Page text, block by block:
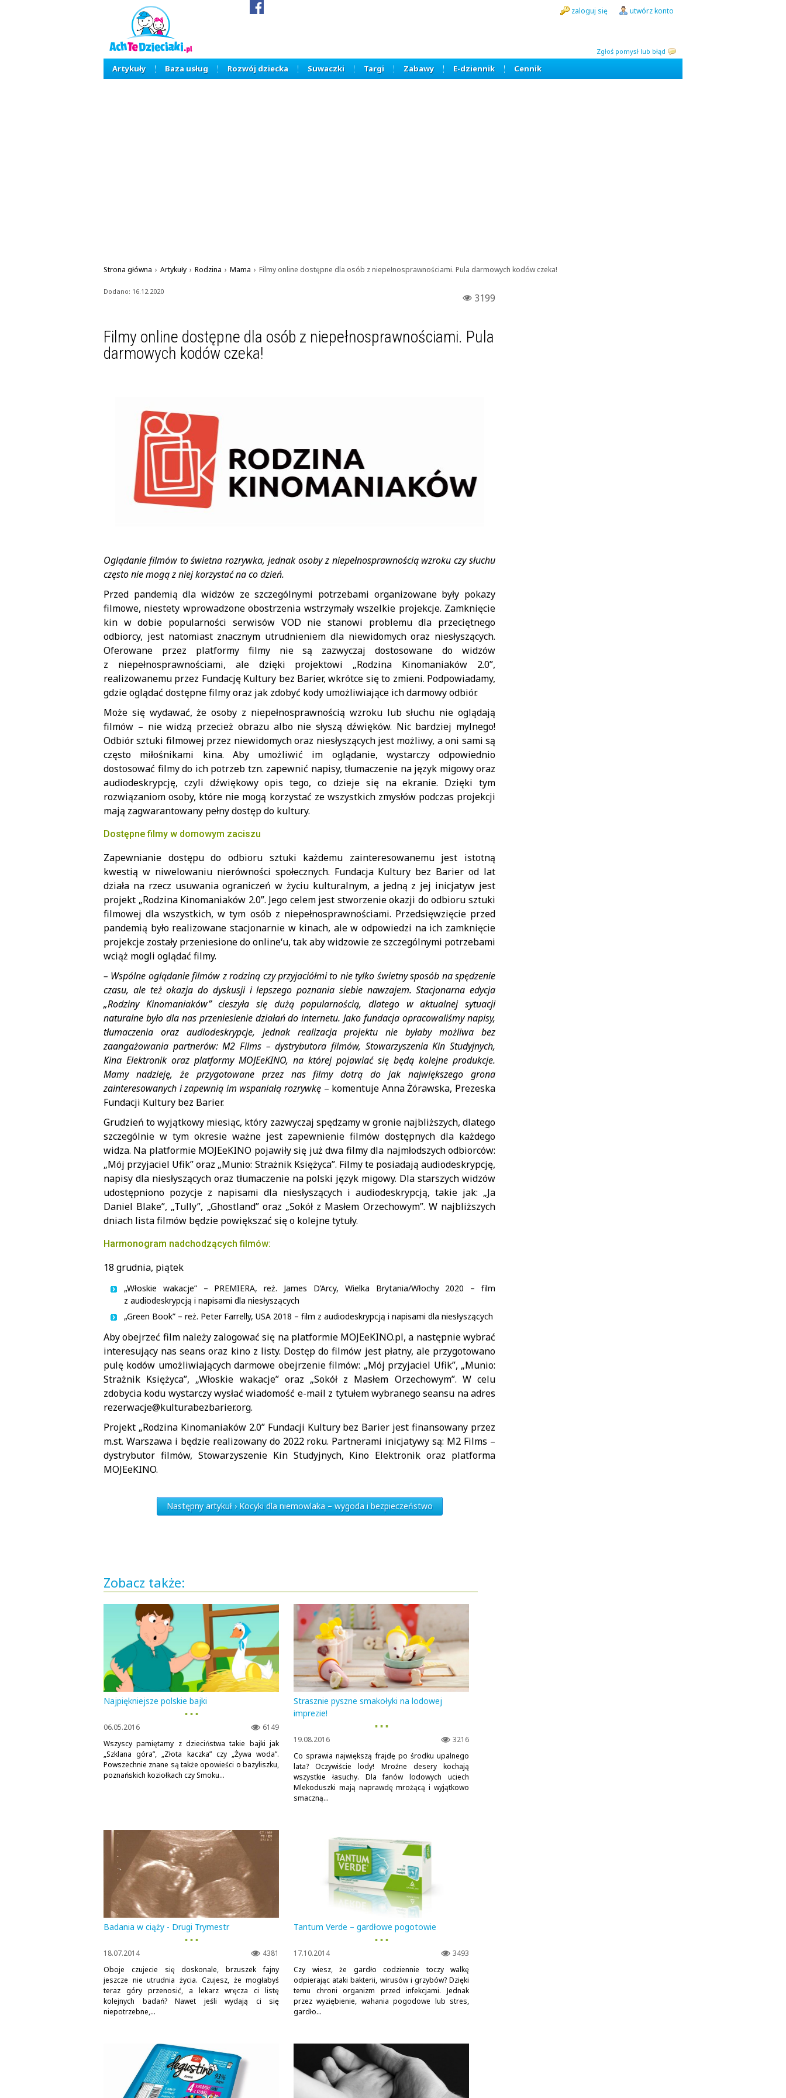
Zgłoś pomysł lub błąd
zaloguj się utwórz konto
Artykuły Baza usług Rozwój dziecka Suwaczki Targi Zabawy E-dziennik Cennik
Strona główna › Artykuły › Rodzina › Mama › Filmy online dostępne dla osób z niepełnosprawnościami. Pula darmowych kodów czeka!
3199
Dodano: 16.12.2020
Filmy online dostępne dla osób z niepełnosprawnościami. Pula
darmowych kodów czeka!
Oglądanie filmów to świetna rozrywka, jednak osoby z niepełnosprawnością wzroku czy słuchu
często nie mogą z niej korzystać na co dzień.
Przed pandemią dla widzów ze szczególnymi potrzebami organizowane były pokazy
filmowe, niestety wprowadzone obostrzenia wstrzymały wszelkie projekcje. Zamknięcie
kin w dobie popularności serwisów VOD nie stanowi problemu dla przeciętnego
odbiorcy, jest natomiast znacznym utrudnieniem dla niewidomych oraz niesłyszących.
Oferowane przez platformy filmy nie są zazwyczaj dostosowane do widzów
z niepełnosprawnościami, ale dzięki projektowi „Rodzina Kinomaniaków 2.0”,
realizowanemu przez Fundację Kultury bez Barier, wkrótce się to zmieni. Podpowiadamy,
gdzie oglądać dostępne filmy oraz jak zdobyć kody umożliwiające ich darmowy odbiór.
Może się wydawać, że osoby z niepełnosprawnością wzroku lub słuchu nie oglądają
filmów – nie widzą przecież obrazu albo nie słyszą dźwięków. Nic bardziej mylnego!
Odbiór sztuki filmowej przez niewidomych oraz niesłyszących jest możliwy, a oni sami są
często miłośnikami kina. Aby umożliwić im oglądanie, wystarczy odpowiednio
dostosować filmy do ich potrzeb tzn. zapewnić napisy, tłumaczenie na język migowy oraz
audiodeskrypcję, czyli dźwiękowy opis tego, co dzieje się na ekranie. Dzięki tym
rozwiązaniom osoby, które nie mogą korzystać ze wszystkich zmysłów podczas projekcji
mają zagwarantowany pełny dostęp do kultury.
Dostępne filmy w domowym zaciszu
Zapewnianie dostępu do odbioru sztuki każdemu zainteresowanemu jest istotną
kwestią w niwelowaniu nierówności społecznych. Fundacja Kultury bez Barier od lat
działa na rzecz usuwania ograniczeń w życiu kulturalnym, a jedną z jej inicjatyw jest
projekt „Rodzina Kinomaniaków 2.0”. Jego celem jest stworzenie okazji do odbioru sztuki
filmowej dla wszystkich, w tym osób z niepełnosprawnościami. Przedsięwzięcie przed
pandemią było realizowane stacjonarnie w kinach, ale w odpowiedzi na ich zamknięcie
projekcje zostały przeniesione do online‘u, tak aby widzowie ze szczególnymi potrzebami
wciąż mogli oglądać filmy.
– Wspólne oglądanie filmów z rodziną czy przyjaciółmi to nie tylko świetny sposób na spędzenie
czasu, ale też okazja do dyskusji i lepszego poznania siebie nawzajem. Stacjonarna edycja
„Rodziny Kinomaniaków” cieszyła się dużą popularnością, dlatego w aktualnej sytuacji
naturalne było dla nas przeniesienie działań do internetu. Jako fundacja opracowaliśmy napisy,
tłumaczenia oraz audiodeskrypcje, jednak realizacja projektu nie byłaby możliwa bez
zaangażowania partnerów: M2 Films – dystrybutora filmów, Stowarzyszenia Kin Studyjnych,
Kina Elektronik oraz platformy MOJEeKINO, na której pojawiać się będą kolejne produkcje.
Mamy nadzieję, że przygotowane przez nas filmy dotrą do jak największego grona
zainteresowanych i zapewnią im wspaniałą rozrywkę – komentuje Anna Żórawska, Prezeska
Fundacji Kultury bez Barier.
Grudzień to wyjątkowy miesiąc, który zazwyczaj spędzamy w gronie najbliższych, dlatego
szczególnie w tym okresie ważne jest zapewnienie filmów dostępnych dla każdego
widza. Na platformie MOJEeKINO pojawiły się już dwa filmy dla najmłodszych odbiorców:
„Mój przyjaciel Ufik” oraz „Munio: Strażnik Księżyca”. Filmy te posiadają audiodeskrypcję,
napisy dla niesłyszących oraz tłumaczenie na polski język migowy. Dla starszych widzów
udostępniono pozycje z napisami dla niesłyszących i audiodeskrypcją, takie jak: „Ja
Daniel Blake”, „Tully”, „Ghostland” oraz „Sokół z Masłem Orzechowym”. W najbliższych
dniach lista filmów będzie powiększać się o kolejne tytuły.
Harmonogram nadchodzących filmów:
18 grudnia, piątek
„Włoskie wakacje” – PREMIERA, reż. James D’Arcy, Wielka Brytania/Włochy 2020 – film
z audiodeskrypcją i napisami dla niesłyszących
„Green Book” – reż. Peter Farrelly, USA 2018 – film z audiodeskrypcją i napisami dla niesłyszących
Aby obejrzeć film należy zalogować się na platformie MOJEeKINO.pl, a następnie wybrać
interesujący nas seans oraz kino z listy. Dostęp do filmów jest płatny, ale przygotowano
pulę kodów umożliwiających darmowe obejrzenie filmów: „Mój przyjaciel Ufik”, „Munio:
Strażnik Księżyca”, „Włoskie wakacje” oraz „Sokół z Masłem Orzechowym”. W celu
zdobycia kodu wystarczy wysłać wiadomość e-mail z tytułem wybranego seansu na adres
rezerwacje@kulturabezbarier.org.
Projekt „Rodzina Kinomaniaków 2.0” Fundacji Kultury bez Barier jest finansowany przez
m.st. Warszawa i będzie realizowany do 2022 roku. Partnerami inicjatywy są: M2 Films –
dystrybutor filmów, Stowarzyszenie Kin Studyjnych, Kino Elektronik oraz platforma
MOJEeKINO.
Następny artykuł › Kocyki dla niemowlaka – wygoda i bezpieczeństwo
Zobacz także:
Najpiękniejsze polskie bajki
▪ ▪ ▪
6149
06.05.2016
Wszyscy pamiętamy z dzieciństwa takie bajki jak
„Szklana góra”, „Złota kaczka” czy „Żywa woda”.
Powszechnie znane są także opowieści o bazyliszku,
poznańskich koziołkach czy Smoku...
Strasznie pyszne smakołyki na lodowej
imprezie!
▪ ▪ ▪
3216
19.08.2016
Co sprawia największą frajdę po środku upalnego
lata? Oczywiście lody! Mroźne desery kochają
wszystkie łasuchy. Dla fanów lodowych uciech
Mlekoduszki mają naprawdę mrożącą i wyjątkowo
smaczną...
Badania w ciąży - Drugi Trymestr
▪ ▪ ▪
4381
18.07.2014
Oboje czujecie się doskonale, brzuszek fajny
jeszcze nie utrudnia życia. Czujesz, że mogłabyś
teraz góry przenosić, a lekarz wręcza ci listę
kolejnych badań? Nawet jeśli wydają ci się
niepotrzebne,...
Tantum Verde – gardłowe pogotowie
▪ ▪ ▪
3493
17.10.2014
Czy wiesz, że gardło codziennie toczy walkę
odpierając ataki bakterii, wirusów i grzybów? Dzięki
temu chroni organizm przed infekcjami. Jednak
przez wyziębienie, wahania pogodowe lub stres,
gardło...